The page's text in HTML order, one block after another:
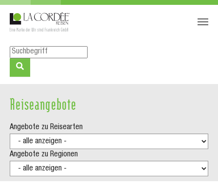
Zum Hauptinhalt springen
Skip to page footer
Reiseangebote
Angebote zu Reisearten
Angebote zu Regionen